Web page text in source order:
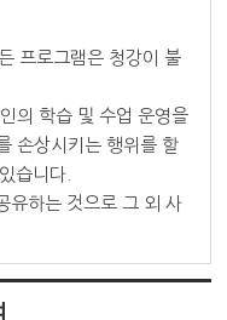
프로그램은 청강이 불
의 학습 및 수업 운영을
손상시키는 행위를 할
습니다.
유하는 것으로 그 외 사